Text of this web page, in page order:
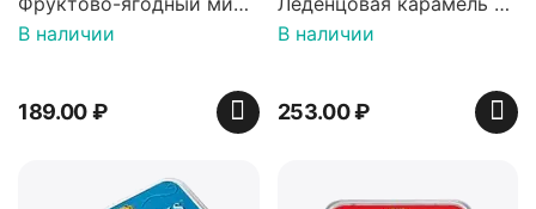
Красная банка 42 г,
Пакистан
В наличии
189.00₽
игрушкой Ваки Манки
12г, Китай
В наличии
253.00₽